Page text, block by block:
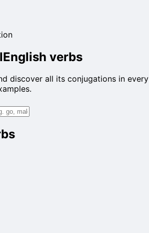
English verbs
discover all its conjugations in every